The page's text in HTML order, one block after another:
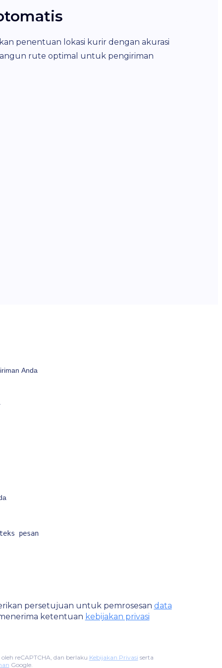
penentuan lokasi kurir dengan akurasi
rute optimal untuk pengiriman
persetujuan untuk pemrosesan data
ketentuan kebijakan privasi
reCAPTCHA, dan berlaku Kebijakan Privasi serta
Google.